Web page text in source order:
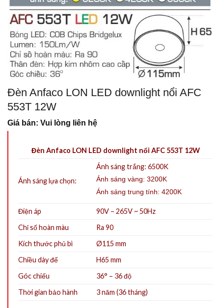
Đèn Anfaco LON LED downlight nổi AFC
553T 12W
Giá bán: Vui lòng liên hệ
Đèn Anfaco LON LED downlight nổi AFC 553T 12W
Ánh sáng lựa chọn:
Ánh sáng trắng: 6500K
Ánh sáng vàng: 3200K
Ánh sáng trung tính: 4200K
Điện áp
90V – 265V ~ 50Hz
Chỉ số hoàn màu
Ra 90
Kích thước phủ bì
Ø115 mm
Chiều dày đế
H65 mm
Góc chiếu
36° – 36 độ
Thời gian bảo hành
3 năm (36 tháng)